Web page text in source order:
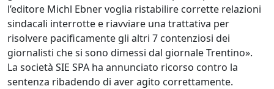
l’editore Michl Ebner voglia ristabilire corrette relazioni
sindacali interrotte e riavviare una trattativa per
risolvere pacificamente gli altri 7 contenziosi dei
giornalisti che si sono dimessi dal giornale Trentino».
La società SIE SPA ha annunciato ricorso contro la
sentenza ribadendo di aver agito correttamente.